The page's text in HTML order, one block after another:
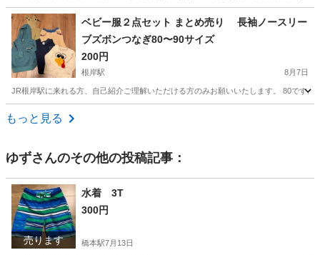
神奈川 横浜市 根岸駅 ベビー用品 オーストラリア
ベビー服２点セット まとめ売り 長袖ノースリー
ブズボンつなぎ80〜90サイズ
200円
根岸駅 8月7日
JR根岸駅に来れる方、自己紹介ご理解いただける方のみお願いいたします。 80です
神奈川 横浜市
もっと見る
ゆずさんのその他の投稿記事：
売ります
水着 3T
300円
橋本駅7月13日